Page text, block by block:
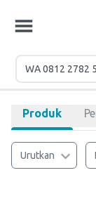
Produk
Urutkan